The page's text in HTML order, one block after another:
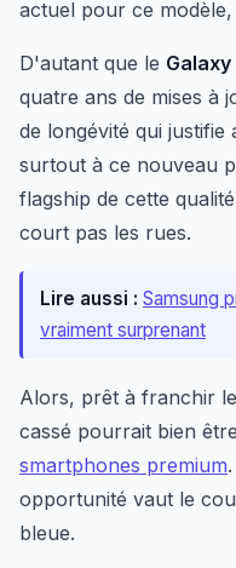
actuel pour ce
D'autant que le Galaxy
quatre ans de mises à
de longévité qui justifie
surtout à ce nouveau
flagship de cette
court pas les rues.
Lire aussi : Samsung
vraiment surprenant
Alors, prêt à franchir
cassé pourrait bien
smartphones premium
opportunité vaut le
bleue.